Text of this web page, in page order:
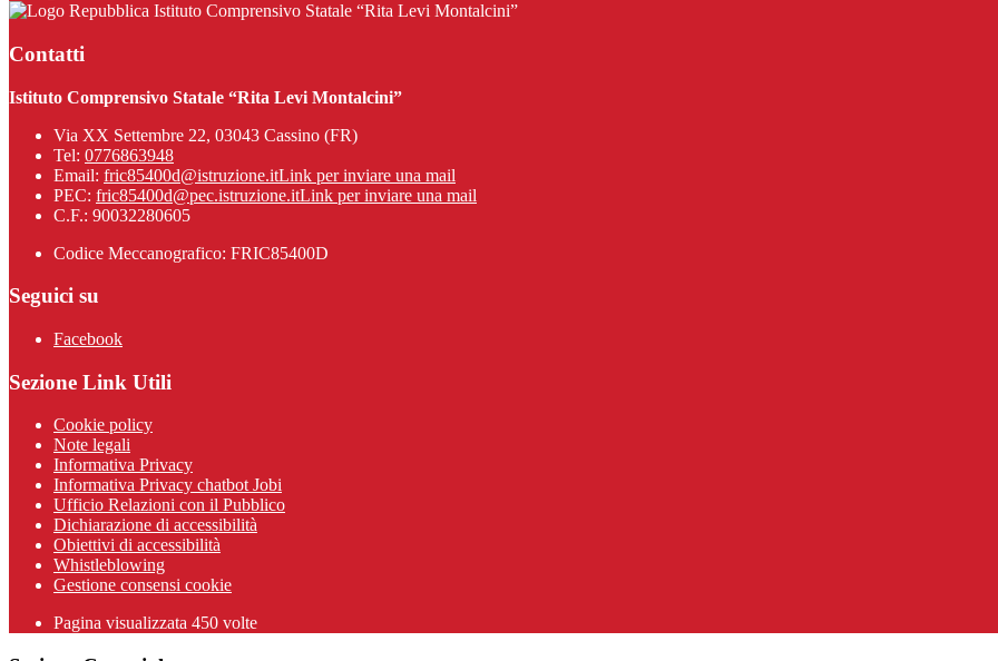
Istituto Comprensivo Statale “Rita Levi Montalcini”
Contatti
Istituto Comprensivo Statale “Rita Levi Montalcini”
Via XX Settembre 22, 03043 Cassino (FR)
Tel: 0776863948
Email: fric85400d@istruzione.itLink per inviare una mail
PEC: fric85400d@pec.istruzione.itLink per inviare una mail
C.F.: 90032280605
Codice Meccanografico: FRIC85400D
Seguici su
Facebook
Sezione Link Utili
Cookie policy
Note legali
Informativa Privacy
Informativa Privacy chatbot Jobi
Ufficio Relazioni con il Pubblico
Dichiarazione di accessibilità
Obiettivi di accessibilità
Whistleblowing
Gestione consensi cookie
Pagina visualizzata 450 volte